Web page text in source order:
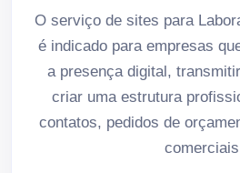
O serviço de sites para
é indicado para empresas
a presença digital,
criar uma estrutura
contatos, pedidos de